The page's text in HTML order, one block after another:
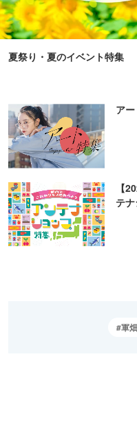
夏祭り・夏のイベント特集
ア
【
テ
軍